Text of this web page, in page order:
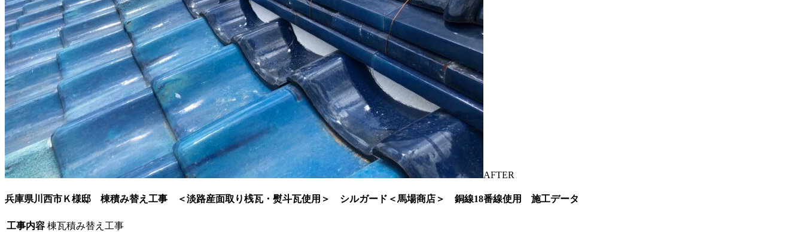
AFTER
兵庫県川西市Ｋ様邸 棟積み替え工事 ＜淡路産面取り桟瓦・熨斗瓦使用＞ シルガード＜馬場商店＞ 銅線18番線使用 施工データ
工事内容 棟瓦積み替え工事